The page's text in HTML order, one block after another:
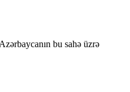
bu sahə üzrə